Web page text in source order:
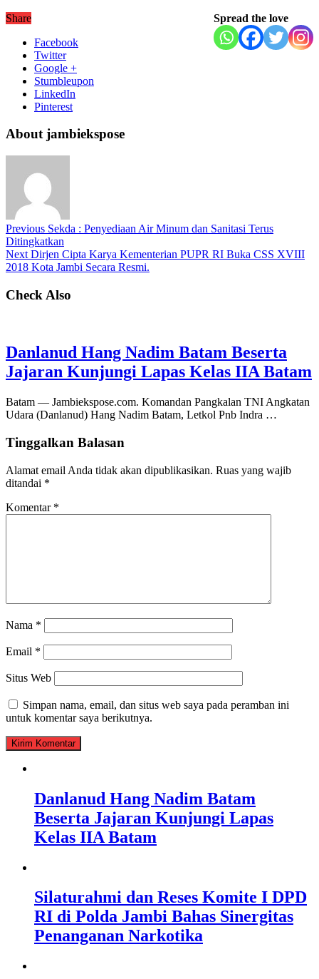
Spread the love
Share
Facebook
Twitter
Google +
Stumbleupon
LinkedIn
Pinterest
About jambiekspose
Previous Sekda : Penyediaan Air Minum dan Sanitasi Terus
Ditingkatkan
Next Dirjen Cipta Karya Kementerian PUPR RI Buka CSS XVIII
2018 Kota Jambi Secara Resmi.
Check Also
Danlanud Hang Nadim Batam Beserta
Jajaran Kunjungi Lapas Kelas IIA Batam
Batam — Jambiekspose.com. Komandan Pangkalan TNI Angkatan
Udara (Danlanud) Hang Nadim Batam, Letkol Pnb Indra …
Tinggalkan Balasan
Alamat email Anda tidak akan dipublikasikan. Ruas yang wajib
ditandai *
Komentar *
Nama *
Email *
Situs Web
Simpan nama, email, dan situs web saya pada peramban ini
untuk komentar saya berikutnya.
Danlanud Hang Nadim Batam
Beserta Jajaran Kunjungi Lapas
Kelas IIA Batam
Silaturahmi dan Reses Komite I DPD
RI di Polda Jambi Bahas Sinergitas
Penanganan Narkotika